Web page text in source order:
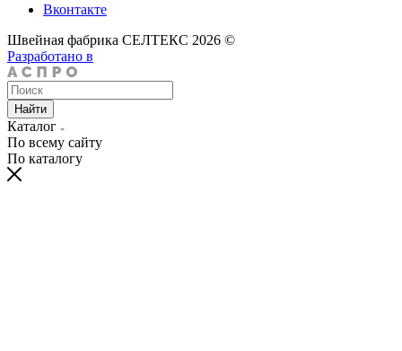
Вконтакте
Швейная фабрика СЕЛТЕКС 2026 ©
Разработано в
Найти
Каталог
По всему сайту
По каталогу